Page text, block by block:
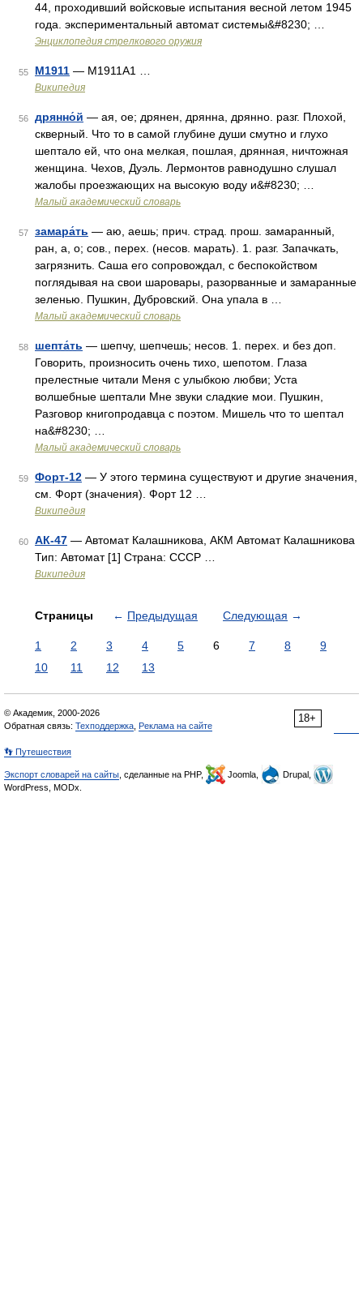
44, проходивший войсковые испытания весной летом 1945
года. экспериментальный автомат системы&#8230; …
Энциклопедия стрелкового оружия
55 M1911 — М1911A1 …
Википедия
56 дрянно́й — ая, ое; дрянен, дрянна, дрянно. разг. Плохой,
скверный. Что то в самой глубине души смутно и глухо
шептало ей, что она мелкая, пошлая, дрянная, ничтожная
женщина. Чехов, Дуэль. Лермонтов равнодушно слушал
жалобы проезжающих на высокую воду и&#8230; …
Малый академический словарь
57 замара́ть — аю, аешь; прич. страд. прош. замаранный,
ран, а, о; сов., перех. (несов. марать). 1. разг. Запачкать,
загрязнить. Саша его сопровождал, с беспокойством
поглядывая на свои шаровары, разорванные и замаранные
зеленью. Пушкин, Дубровский. Она упала в …
Малый академический словарь
58 шепта́ть — шепчу, шепчешь; несов. 1. перех. и без доп.
Говорить, произносить очень тихо, шепотом. Глаза
прелестные читали Меня с улыбкою любви; Уста
волшебные шептали Мне звуки сладкие мои. Пушкин,
Разговор книгопродавца с поэтом. Мишель что то шептал
на&#8230; …
Малый академический словарь
59 Форт-12 — У этого термина существуют и другие значения,
см. Форт (значения). Форт 12 …
Википедия
60 АК-47 — Автомат Калашникова, АКМ Автомат Калашникова
Тип: Автомат [1] Страна: СССР …
Википедия
Страницы ← Предыдущая Следующая →
1 2 3 4 5 6 7 8
9
10
11 12 13
18+
© Академик, 2000-2026
Обратная связь: Техподдержка Реклама на сайте
👣 Путешествия
Экспорт словарей на сайты , сделанные на PHP, Joomla,
Drupal,
WordPress, MODx.